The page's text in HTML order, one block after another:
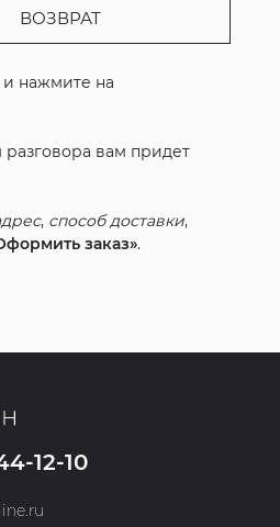
ВОЗВРАТ
и нажмите на
разговора вам придет
, способ доставки,
заказ».
12-10